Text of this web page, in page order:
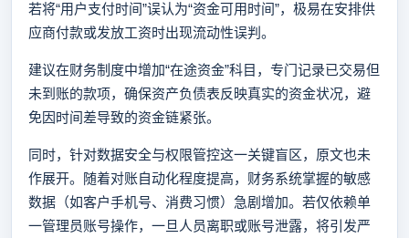
若将“用户支付时间”误认为“资金可用时间”，极易在安排供
应商付款或发放工资时出现流动性误判。
建议在财务制度中增加“在途资金”科目，专门记录已交易但
未到账的款项，确保资产负债表反映真实的资金状况，避
免因时间差导致的资金链紧张。
同时，针对数据安全与权限管控这一关键盲区，原文也未
作展开。随着对账自动化程度提高，财务系统掌握的敏感
数据（如客户手机号、消费习惯）急剧增加。若仅依赖单
一管理员账号操作，一旦人员离职或账号泄露，将引发严